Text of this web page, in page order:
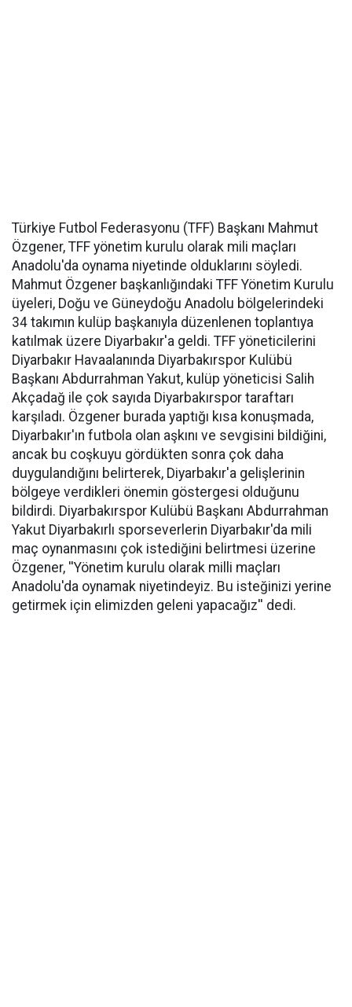
Türkiye Futbol Federasyonu (TFF) Başkanı Mahmut
Özgener, TFF yönetim kurulu olarak mili maçları
Anadolu'da oynama niyetinde olduklarını söyledi.
Mahmut Özgener başkanlığındaki TFF Yönetim Kurulu
üyeleri, Doğu ve Güneydoğu Anadolu bölgelerindeki
34 takımın kulüp başkanıyla düzenlenen toplantıya
katılmak üzere Diyarbakır'a geldi. TFF yöneticilerini
Diyarbakır Havaalanında Diyarbakırspor Kulübü
Başkanı Abdurrahman Yakut, kulüp yöneticisi Salih
Akçadağ ile çok sayıda Diyarbakırspor taraftarı
karşıladı. Özgener burada yaptığı kısa konuşmada,
Diyarbakır'ın futbola olan aşkını ve sevgisini bildiğini,
ancak bu coşkuyu gördükten sonra çok daha
duygulandığını belirterek, Diyarbakır'a gelişlerinin
bölgeye verdikleri önemin göstergesi olduğunu
bildirdi. Diyarbakırspor Kulübü Başkanı Abdurrahman
Yakut Diyarbakırlı sporseverlerin Diyarbakır'da mili
maç oynanmasını çok istediğini belirtmesi üzerine
Özgener, ''Yönetim kurulu olarak milli maçları
Anadolu'da oynamak niyetindeyiz. Bu isteğinizi yerine
getirmek için elimizden geleni yapacağız'' dedi.